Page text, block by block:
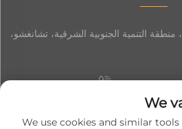
منطقة التنمية الجنوبية الشرقية، تشانغشو،
+86-
[email
We
We use cookies and similar